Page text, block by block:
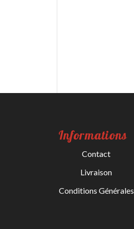
Informations
Contact
Livraison
Conditions Générales